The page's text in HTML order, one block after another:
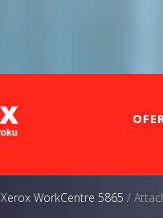
Xerox WorkCentre 5865 /